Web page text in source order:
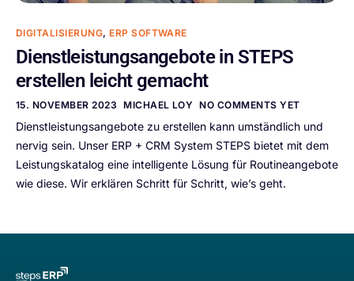
DIGITALISIERUNG,ERP SOFTWARE
Dienstleistungsangebote in STEPS
erstellen leicht gemacht
15. NOVEMBER 2023 MICHAEL LOY NO COMMENTS YET
Dienstleistungsangebote zu erstellen kann umständlich und
nervig sein. Unser ERP + CRM System STEPS bietet mit dem
Leistungskatalog eine intelligente Lösung für Routineangebote
wie diese. Wir erklären Schritt für Schritt, wie’s geht.